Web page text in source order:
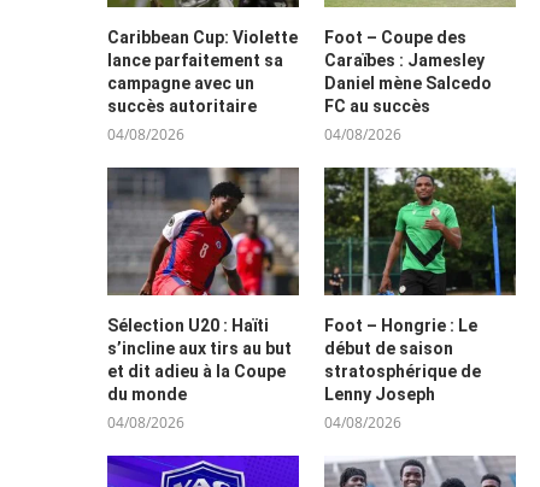
Caribbean Cup: Violette
lance parfaitement sa
campagne avec un
succès autoritaire
04/08/2026
Foot – Coupe des
Caraïbes : Jamesley
Daniel mène Salcedo
FC au succès
04/08/2026
Sélection U20 : Haïti
s’incline aux tirs au but
et dit adieu à la Coupe
du monde
04/08/2026
Foot – Hongrie : Le
début de saison
stratosphérique de
Lenny Joseph
04/08/2026